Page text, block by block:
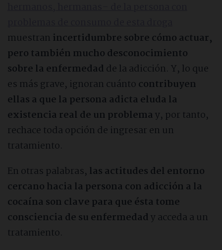
Fármacos
Ludopatía
Sexo
Móvil
Videojuegos
Compras
Sobre Adictalia
muestran incertidumbre sobre cómo actuar,
pero también mucho desconocimiento
sobre la enfermedad de la adicción. Y, lo que
es más grave, ignoran cuánto contribuyen
ellas a que la persona adicta eluda la
existencia real de un problemay, por tanto,
rechace toda opción de ingresar en un
tratamiento.
En otras palabras, las actitudes del entorno
cercano hacia la persona con adicción a la
cocaína son clave para que ésta tome
consciencia de su enfermedady acceda a un
tratamiento.